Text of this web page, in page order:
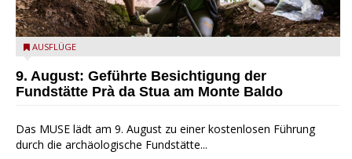
die archäologische Fundstätte Riparo Prà da Stua am Monte
AUSFLÜGE
9. August: Geführte Besichtigung der
Fundstätte Prà da Stua am Monte Baldo
Das MUSE lädt am 9. August zu einer kostenlosen Führung
durch die archäologische Fundstätte...